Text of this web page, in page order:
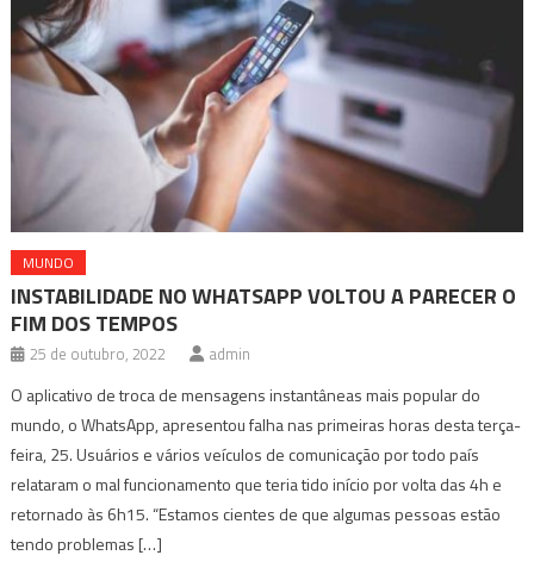
MUNDO
INSTABILIDADE NO WHATSAPP VOLTOU A PARECER O
FIM DOS TEMPOS
25 de outubro, 2022 admin
O aplicativo de troca de mensagens instantâneas mais popular do
mundo, o WhatsApp, apresentou falha nas primeiras horas desta terça-
feira, 25. Usuários e vários veículos de comunicação por todo país
relataram o mal funcionamento que teria tido início por volta das 4h e
retornado às 6h15. “Estamos cientes de que algumas pessoas estão
tendo problemas […]